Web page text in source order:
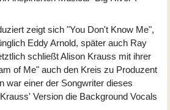
zeigt sich "You Don't Know Me",
Eddy Arnold, später auch Ray
schließt Alison Krauss mit ihrer
of Me" auch den Kreis zu Produzent
war einer der Songwriter dieses
Version die Background Vocals